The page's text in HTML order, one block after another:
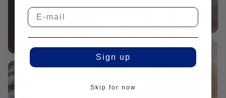
Visualizza le ricette
Sign up
Skip for now